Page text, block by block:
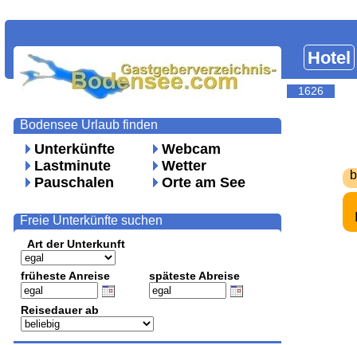
Unterkünfte
Lastminute
Pauschalen
Webcam
Wetter
Orte am See
Bodensee Urlaub finden
Art der Unterkunft
früheste Anreise späteste Abreise
Reisedauer ab
Freie Unterkünfte suchen
Hotel
1626